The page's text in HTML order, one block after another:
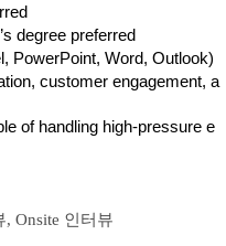
degree preferred
PowerPoint, Word, Outlook)
customer engagement, a
of handling high-pressure e
Onsite 인터뷰